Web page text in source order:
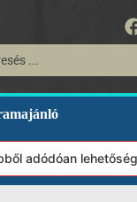
lehetősége